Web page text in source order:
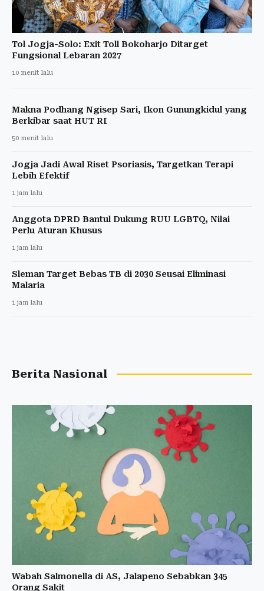
Tol Jogja-Solo: Exit Toll Bokoharjo Ditarget
Fungsional Lebaran 2027
10 menit lalu
Makna Podhang Ngisep Sari, Ikon Gunungkidul yang
Berkibar saat HUT RI
50 menit lalu
Jogja Jadi Awal Riset Psoriasis, Targetkan Terapi
Lebih Efektif
1 jam lalu
Anggota DPRD Bantul Dukung RUU LGBTQ, Nilai
Perlu Aturan Khusus
1 jam lalu
Sleman Target Bebas TB di 2030 Seusai Eliminasi
Malaria
1 jam lalu
Berita Nasional
Wabah Salmonella di AS, Jalapeno Sebabkan 345
Orang Sakit